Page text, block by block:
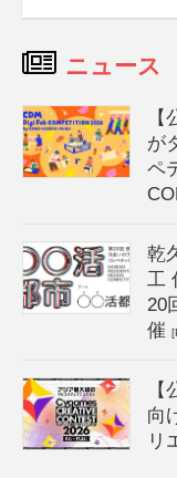
ニュース
が
ペ
乾
工
20
催
向
リ